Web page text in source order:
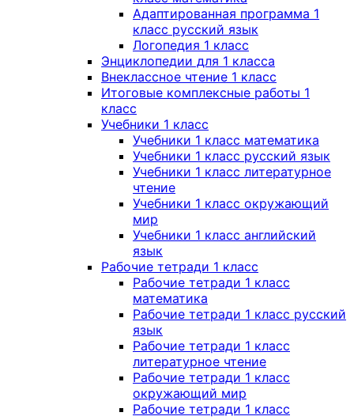
Адаптированная программа 1
класс русский язык
Логопедия 1 класс
Энциклопедии для 1 класса
Внеклассное чтение 1 класс
Итоговые комплексные работы 1
класс
Учебники 1 класс
Учебники 1 класс математика
Учебники 1 класс русский язык
Учебники 1 класс литературное
чтение
Учебники 1 класс окружающий
мир
Учебники 1 класс английский
язык
Рабочие тетради 1 класс
Рабочие тетради 1 класс
математика
Рабочие тетради 1 класс русский
язык
Рабочие тетради 1 класс
литературное чтение
Рабочие тетради 1 класс
окружающий мир
Рабочие тетради 1 класс